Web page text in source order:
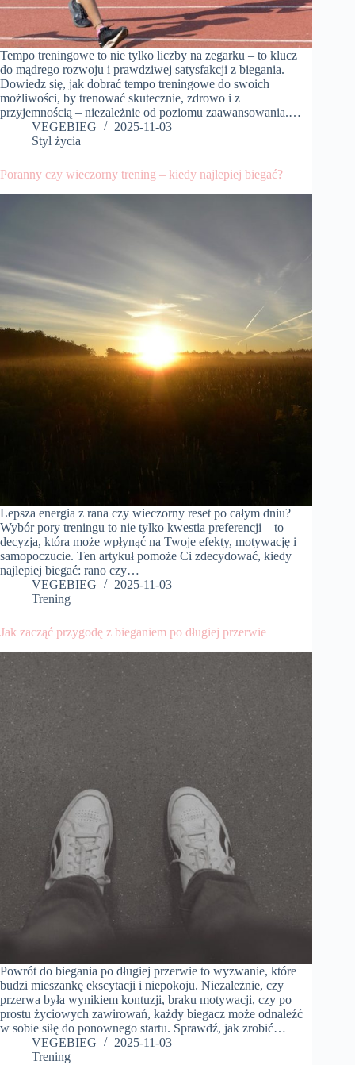
Tempo treningowe to nie tylko liczby na zegarku – to klucz
do mądrego rozwoju i prawdziwej satysfakcji z biegania.
Dowiedz się, jak dobrać tempo treningowe do swoich
możliwości, by trenować skutecznie, zdrowo i z
przyjemnością – niezależnie od poziomu zaawansowania.…
VEGEBIEG
2025-11-03
Styl życia
Poranny czy wieczorny trening – kiedy najlepiej biegać?
Lepsza energia z rana czy wieczorny reset po całym dniu?
Wybór pory treningu to nie tylko kwestia preferencji – to
decyzja, która może wpłynąć na Twoje efekty, motywację i
samopoczucie. Ten artykuł pomoże Ci zdecydować, kiedy
najlepiej biegać: rano czy…
VEGEBIEG
2025-11-03
Trening
Jak zacząć przygodę z bieganiem po długiej przerwie
Powrót do biegania po długiej przerwie to wyzwanie, które
budzi mieszankę ekscytacji i niepokoju. Niezależnie, czy
przerwa była wynikiem kontuzji, braku motywacji, czy po
prostu życiowych zawirowań, każdy biegacz może odnaleźć
w sobie siłę do ponownego startu. Sprawdź, jak zrobić…
VEGEBIEG
2025-11-03
Trening